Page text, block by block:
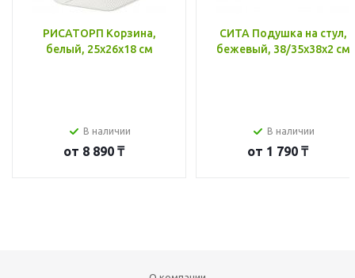
РИСАТОРП Корзина,
белый, 25x26x18 см
В наличии
от 8 890 ₸
СИТА Подушка на стул,
бежевый, 38/35x38x2 см
В наличии
от 1 790 ₸